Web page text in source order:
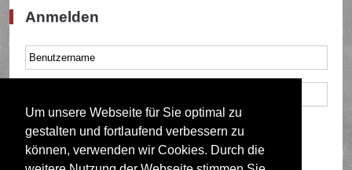
Um unsere Webseite für Sie optimal zu
gestalten und fortlaufend verbessern zu
können, verwenden wir Cookies. Durch die
Anmelden
Mich bei jedem Besuch automatisch anmelden